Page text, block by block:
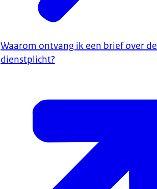
Waarom ontvang ik een brief over de
dienstplicht?